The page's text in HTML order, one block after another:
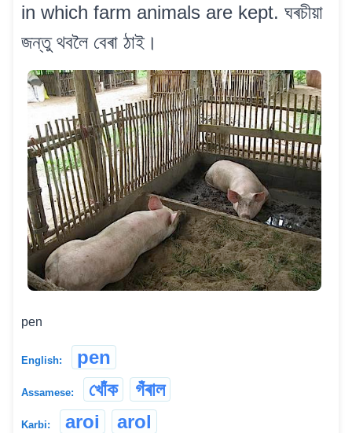
in which farm animals are kept. ঘৰচীয়া
জন্তু থবলৈ বেৰা ঠাই।
pen
English: pen
Assamese: খোঁক গঁৰাল
Karbi: aroi arol